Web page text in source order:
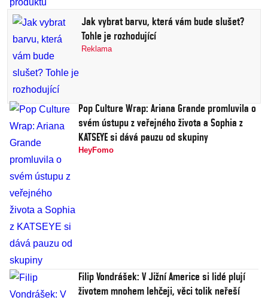
Jak vybrat barvu, která vám bude slušet?
Tohle je rozhodující
Reklama
Pop Culture Wrap: Ariana Grande promluvila o
svém ústupu z veřejného života a Sophia z
KATSEYE si dává pauzu od skupiny
HeyFomo
Filip Vondrášek: V Jižní Americe si lidé plují
životem mnohem lehčeji, věci tolik neřeší